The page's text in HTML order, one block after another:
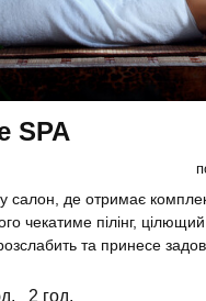
SPA
салон, де отримає
чекатиме пілінг,
та принесе
2 год.